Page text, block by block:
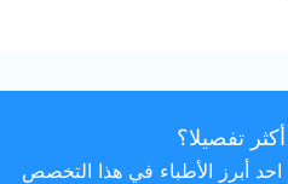
تفصيلا؟
أبرز الأطباء في هذا التخصص